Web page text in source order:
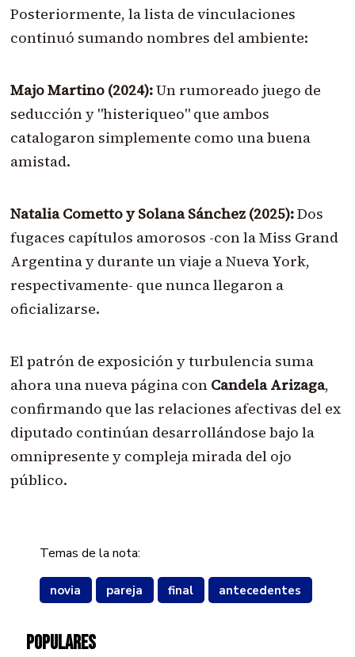
Posteriormente, la lista de vinculaciones
continuó sumando nombres del ambiente:
Majo Martino (2024):Un rumoreado juego de
seducción y "histeriqueo" que ambos
catalogaron simplemente como una buena
amistad.
Natalia Cometto y Solana Sánchez (2025):Dos
fugaces capítulos amorosos -con la Miss Grand
Argentina y durante un viaje a Nueva York,
respectivamente- que nunca llegaron a
oficializarse.
El patrón de exposición y turbulencia suma
ahora una nueva página con Candela Arizaga,
confirmando que las relaciones afectivas del ex
diputado continúan desarrollándose bajo la
omnipresente y compleja mirada del ojo
público.
Temas de la nota:
novia pareja final antecedentes
POPULARES